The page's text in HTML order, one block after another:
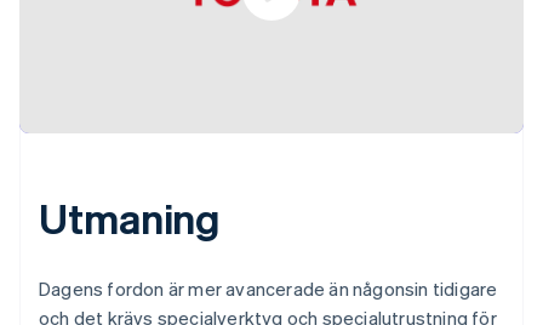
Utmaning
Dagens fordon är mer avancerade än någonsin tidigare
och det krävs specialverktyg och specialutrustning för